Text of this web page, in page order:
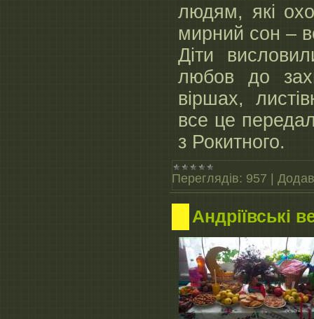
людям, які
мирний сон –
Діти
любов до
віршах,
все це
з Рокитного.
Переглядів: 957 |
Андріївські